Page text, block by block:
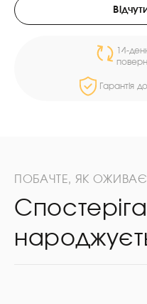
14-
Гарантія
ПОБАЧТЕ, ЯК ОЖИВАЄ